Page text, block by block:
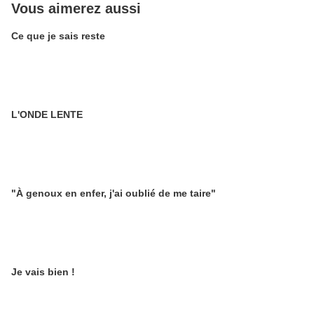
Vous aimerez aussi
Ce que je sais reste
L'ONDE LENTE
"À genoux en enfer, j'ai oublié de me taire"
Je vais bien !